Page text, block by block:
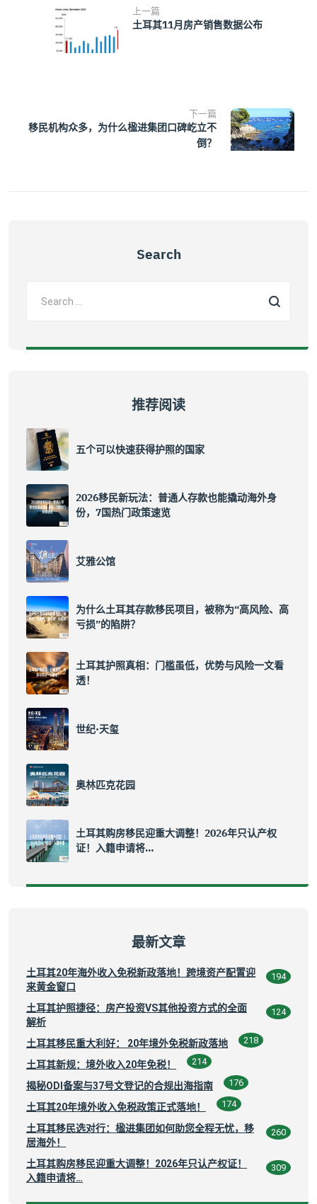
上一篇
土耳其11月房产销售数据公布
下一篇
移民机构众多，为什么楹进集团口碑屹立不
倒？
Search
推荐阅读
五个可以快速获得护照的国家
2026移民新玩法：普通人存款也能撬动海外身
份，7国热门政策速览
艾雅公馆
为什么土耳其存款移民项目，被称为“高风险、高
亏损”的陷阱？
土耳其护照真相：门槛虽低，优势与风险一文看
透！
世纪·天玺
奥林匹克花园
土耳其购房移民迎重大调整！2026年只认产权
证！入籍申请将…
最新文章
土耳其20年海外收入免税新政落地！跨境资产配置迎
来黄金窗口
194
土耳其护照捷径：房产投资VS其他投资方式的全面
解析
124
土耳其移民重大利好： 20年境外免税新政落地 218
土耳其新规：境外收入20年免税！ 214
揭秘ODI备案与37号文登记的合规出海指南 176
土耳其20年境外收入免税政策正式落地！ 174
土耳其移民选对行：楹进集团如何助您全程无忧，移
居海外！
260
土耳其购房移民迎重大调整！2026年只认产权证！
入籍申请将…
309